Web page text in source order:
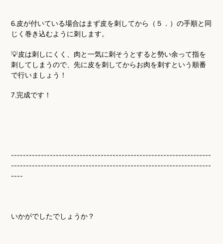
6.皮が付いている場合はまず皮を刺してから（５．）の手順と同
じく巻き込むように刺します。
💡皮は刺しにくく、肉と一気に刺そうとすると勢い余って指を
刺してしまうので、先に皮を刺してからお肉を刺すという順番
で行いましょう！
7.完成です！
-------------------------------------------------------------------
-------------------------------------------------------------------
----
いかがでしたでしょうか？